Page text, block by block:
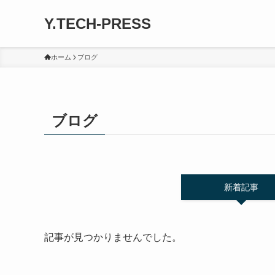
Y.TECH-PRESS
ホーム ブログ
ブログ
新着記事
記事が見つかりませんでした。